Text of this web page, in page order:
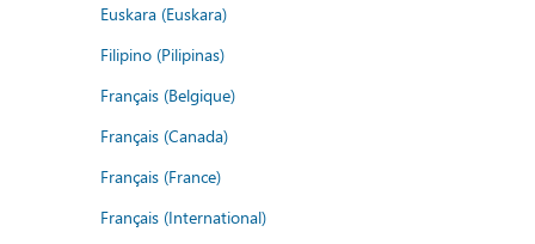
Euskara (Euskara)
Filipino (Pilipinas)
Français (Belgique)
Français (Canada)
Français (France)
Français (International)